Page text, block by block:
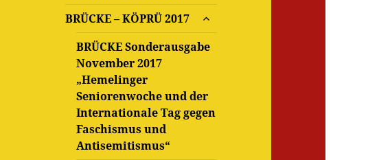
BRÜCKE – KÖPRÜ 2017
untermenü
öffnen
BRÜCKE Sonderausgabe
November 2017
„Hemelinger
Seniorenwoche und der
Internationale Tag gegen
Faschismus und
Antisemitismus“